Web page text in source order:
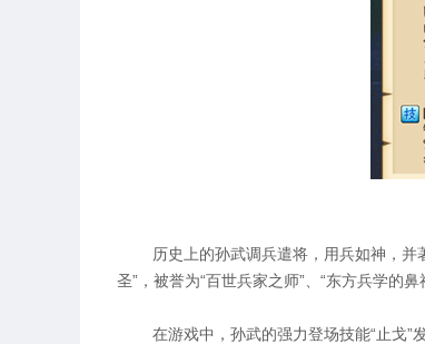
历史上的孙武调兵遣将，用兵如神，并著
圣”，被誉为“百世兵家之师”、“东方兵学的鼻
在游戏中，孙武的强力登场技能“止戈”发